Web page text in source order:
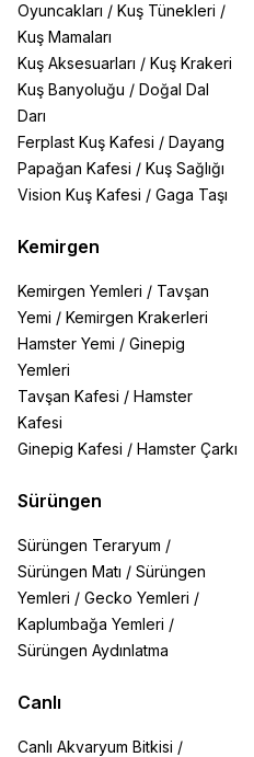
Oyuncakları / Kuş Tünekleri /
Kuş Mamaları
Kuş Aksesuarları / Kuş Krakeri
Kuş Banyoluğu / Doğal Dal
Darı
Ferplast Kuş Kafesi / Dayang
Papağan Kafesi / Kuş Sağlığı
Vision Kuş Kafesi / Gaga Taşı
Kemirgen
Kemirgen Yemleri / Tavşan
Yemi / Kemirgen Krakerleri
Hamster Yemi / Ginepig
Yemleri
Tavşan Kafesi / Hamster
Kafesi
Ginepig Kafesi / Hamster Çarkı
Sürüngen
Sürüngen Teraryum /
Sürüngen Matı / Sürüngen
Yemleri / Gecko Yemleri /
Kaplumbağa Yemleri /
Sürüngen Aydınlatma
Canlı
Canlı Akvaryum Bitkisi /